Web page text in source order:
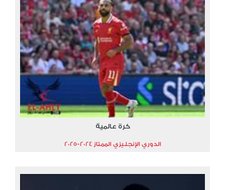
كرة عالمية
الدوري الإنجليزي الممتاز 2024-2025